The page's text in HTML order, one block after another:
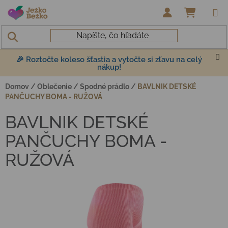
Prejsť na obsah
🎉 Roztočte koleso šťastia a vytočte si zľavu na celý
nákup!
Domov / Oblečenie / Spodné prádlo / BAVLNIK DETSKÉ
PANČUCHY BOMA - RUŽOVÁ
BAVLNIK DETSKÉ
PANČUCHY BOMA -
RUŽOVÁ